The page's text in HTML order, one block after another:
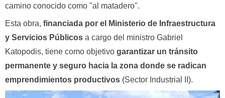
camino conocido como "al matadero".
Esta obra, financiada por el Ministerio de Infraestructura
y Servicios Públicos a cargo del ministro Gabriel
Katopodis, tiene como objetivo garantizar un tránsito
permanente y seguro hacia la zona donde se radican
emprendimientos productivos (Sector Industrial II).